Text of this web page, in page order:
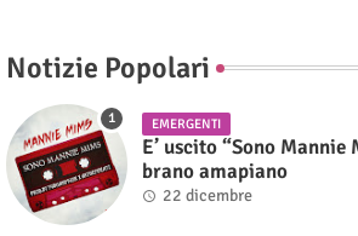
Notizie Popolari
EMERGENTI
E’ uscito “Sono
brano amapiano
22 dicembre